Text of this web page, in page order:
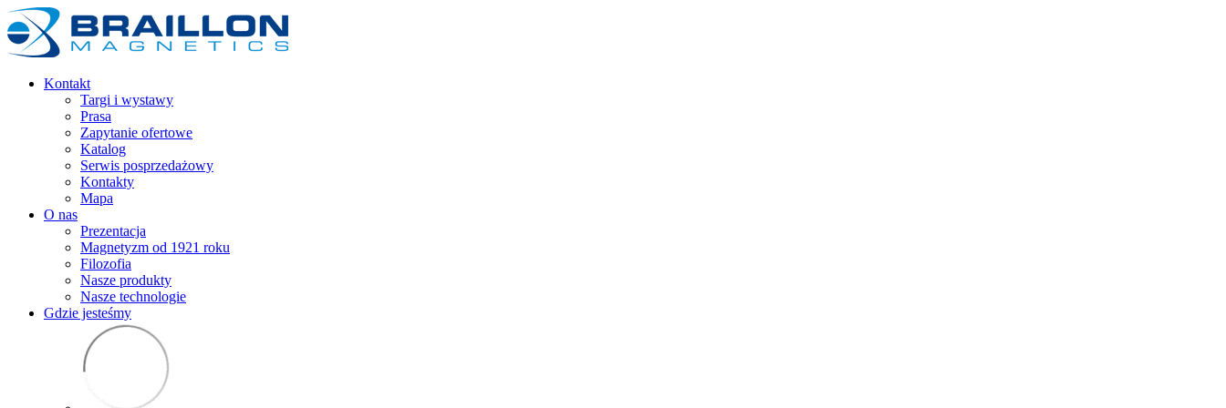
Kontakt
Targi i wystawy
Prasa
Zapytanie ofertowe
Katalog
Serwis posprzedażowy
Kontakty
Mapa
O nas
Prezentacja
Magnetyzm od 1921 roku
Filozofia
Nasze produkty
Nasze technologie
Gdzie jesteśmy